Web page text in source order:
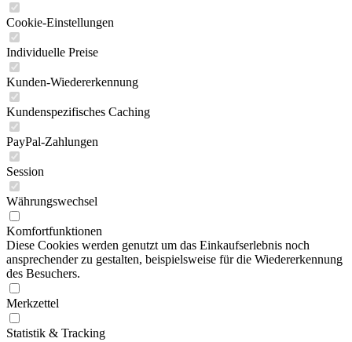
Cookie-Einstellungen
Individuelle Preise
Kunden-Wiedererkennung
Kundenspezifisches Caching
PayPal-Zahlungen
Session
Währungswechsel
Komfortfunktionen
Diese Cookies werden genutzt um das Einkaufserlebnis noch
ansprechender zu gestalten, beispielsweise für die Wiedererkennung
des Besuchers.
Merkzettel
Statistik & Tracking